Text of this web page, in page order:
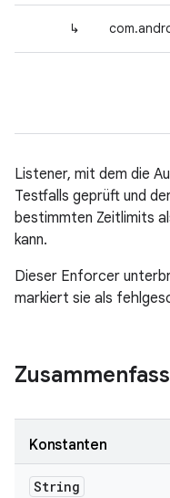
↳
Listener, mit dem die
Testfalls geprüft und
bestimmten Zeitlimits
kann.
Dieser Enforcer
markiert sie als
Konstanten
String